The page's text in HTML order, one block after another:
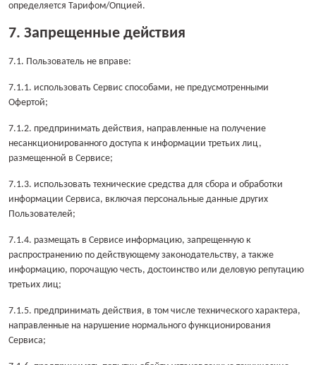
определяется Тарифом/Опцией.
7. Запрещенные действия
7.1. Пользователь не вправе:
7.1.1. использовать Сервис способами, не предусмотренными
Офертой;
7.1.2. предпринимать действия, направленные на получение
несанкционированного доступа к информации третьих лиц,
размещенной в Сервисе;
7.1.3. использовать технические средства для сбора и обработки
информации Сервиса, включая персональные данные других
Пользователей;
7.1.4. размещать в Сервисе информацию, запрещенную к
распространению по действующему законодательству, а также
информацию, порочащую честь, достоинство или деловую репутацию
третьих лиц;
7.1.5. предпринимать действия, в том числе технического характера,
направленные на нарушение нормального функционирования
Сервиса;